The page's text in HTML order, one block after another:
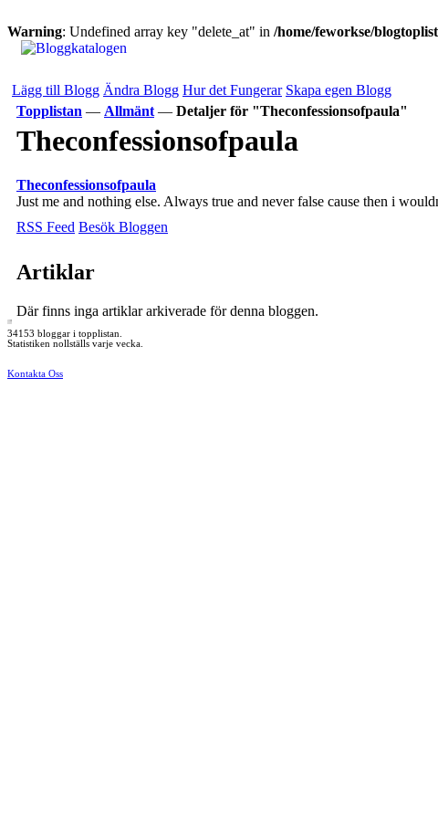
Warning: Undefined array key "delete_at" in /home/feworkse/
Lägg till Blogg Ändra Blogg Hur det Fungerar Skapa egen Blogg
Topplistan — Allmänt — Detaljer för "Theconfessionsofpaula"
Theconfessionsofpaula
Theconfessionsofpaula
Just me and nothing else. Always true and never false cause then i
RSS Feed Besök Bloggen
Artiklar
Där finns inga artiklar arkiverade för denna bloggen.
34153 bloggar i topplistan.
Statistiken nollställs varje vecka.
Kontakta Oss